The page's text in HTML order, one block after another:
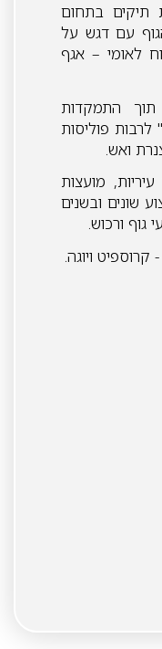
תיקים בתחום
עם דגש על
לאומי – אגף
תוך התמקדות
פוליסות
ואש.
מועצות
שונים ובשנים
גוף ורכוש.
ויוגה.